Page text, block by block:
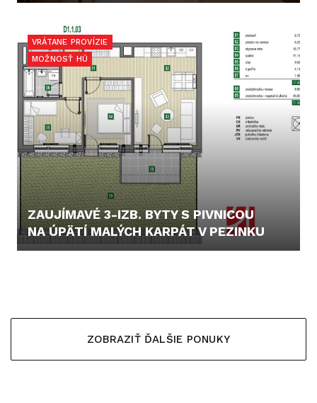
VRÁTANE PROVÍZIE
MOŽNOSŤ HÚ
ZAUJÍMAVÉ 3-IZB. BYTY S PIVNICOU
NA ÚPÄTÍ MALÝCH KARPÁT V PEZINKU
ZOBRAZIŤ ĎALŠIE PONUKY